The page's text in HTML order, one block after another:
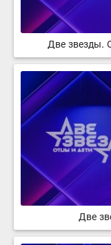
Две звезды.
Две